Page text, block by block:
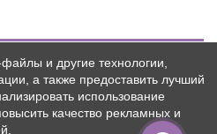
и другие технологии,
а также предоставить лучший
использование
качество рекламных и